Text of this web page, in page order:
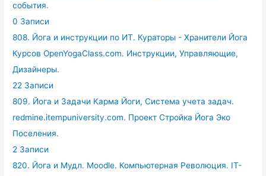
события.
0 Записи
808. Йога и инструкции по ИТ. Кураторы - Хранители Йога
Курсов OpenYogaClass.com. Инструкции, Управляющие,
Дизайнеры.
22 Записи
809. Йога и Задачи Карма Йоги, Система учета задач.
redmine.itempuniversity.com. Проект Стройка Йога Эко
Поселения.
2 Записи
820. Йога и Мудл. Moodle. Компьютерная Революция. IT-